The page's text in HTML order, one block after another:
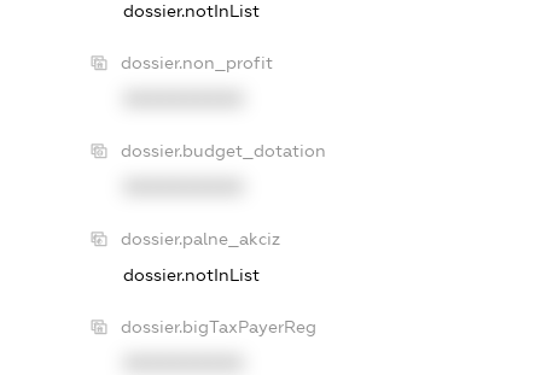
dossier.notInList
dossier.non_profit
dossier.budget_dotation
dossier.palne_akciz
dossier.notInList
dossier.bigTaxPayerReg